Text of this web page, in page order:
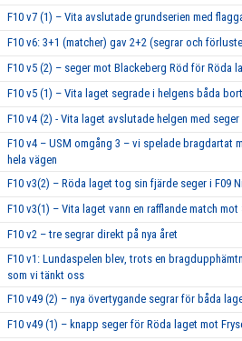
F10 v7 (1) – Vita avslutade grundserien med
F10 v6: 3+1 (matcher) gav 2+2 (segrar och
F10 v5 (2) – seger mot Blackeberg Röd för Röda
F10 v5 (1) – Vita laget segrade i helgens båda
F10 v4 (2) - Vita laget avslutade helgen med
F10 v4 – USM omgång 3 – vi spelade bragdartat
hela vägen
F10 v3(2) – Röda laget tog sin fjärde seger i F09
F10 v3(1) – Vita laget vann en rafflande
F10 v2 – tre segrar direkt på nya året
F10 v1: Lundaspelen blev, trots en
som vi tänkt oss
F10 v49 (2) – nya övertygande segrar för båda
F10 v49 (1) – knapp seger för Röda laget mot